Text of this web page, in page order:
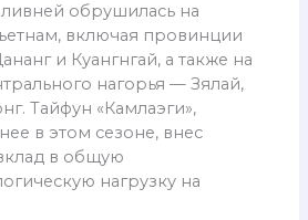
обрушилась на
включая провинции
и Куангнгай, а также на
нагорья — Зялай,
Тайфун «Камлаэги»,
в этом сезоне, внес
в общую
нагрузку на